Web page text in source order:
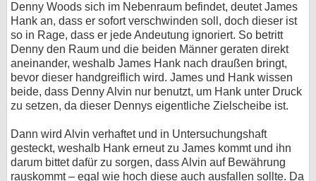
Denny Woods sich im Nebenraum befindet, deutet James
Hank an, dass er sofort verschwinden soll, doch dieser ist
so in Rage, dass er jede Andeutung ignoriert. So betritt
Denny den Raum und die beiden Männer geraten direkt
aneinander, weshalb James Hank nach draußen bringt,
bevor dieser handgreiflich wird. James und Hank wissen
beide, dass Denny Alvin nur benutzt, um Hank unter Druck
zu setzen, da dieser Dennys eigentliche Zielscheibe ist.
Dann wird Alvin verhaftet und in Untersuchungshaft
gesteckt, weshalb Hank erneut zu James kommt und ihn
darum bittet dafür zu sorgen, dass Alvin auf Bewährung
rauskommt – egal wie hoch diese auch ausfallen sollte. Da